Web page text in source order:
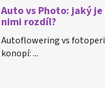
Auto vs Photo: jaký
nimi rozdíl?
Autoflowering vs
konopí: ...